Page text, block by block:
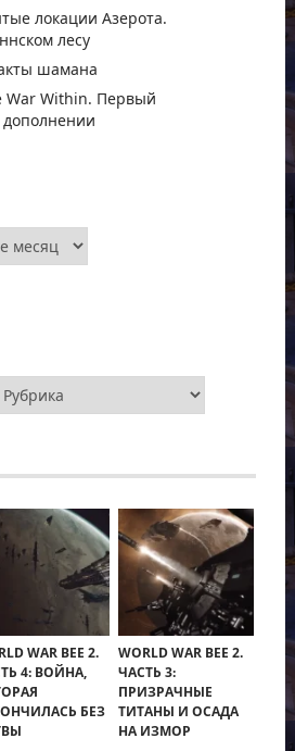
локации Азерота.
лесу
шамана
War Within. Первый
WAR BEE 2.
4: ВОЙНА,
БЕЗ
WORLD WAR BEE 2.
ЧАСТЬ 3:
ПРИЗРАЧНЫЕ
ТИТАНЫ И ОСАДА
НА ИЗМОР